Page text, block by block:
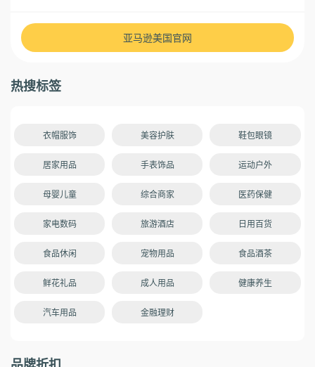
亚马逊美国官网
热搜标签
衣帽服饰 美容护肤 鞋包眼镜
居家用品 手表饰品 运动户外
母婴儿童 综合商家 医药保健
家电数码 旅游酒店 日用百货
食品休闲 宠物用品 食品酒茶
鲜花礼品 成人用品 健康养生
汽车用品 金融理财